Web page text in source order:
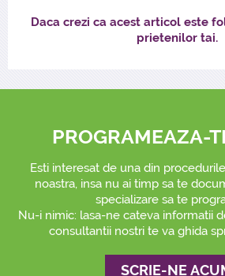
Daca crezi ca acest articol este
prietenilor tai.
PROGRAMEAZA-
Esti interesat de una din
noastra, insa nu ai timp sa te
specializare sa te
Nu-i nimic: lasa-ne cateva informatii
consultantii nostri te va ghida
SCRIE-NE